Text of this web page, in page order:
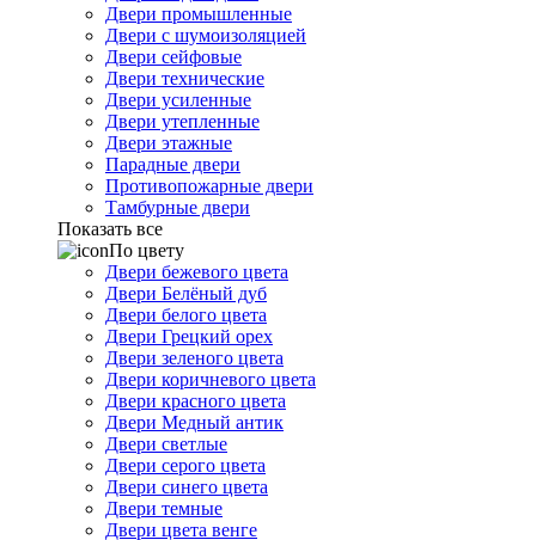
Двери промышленные
Двери с шумоизоляцией
Двери сейфовые
Двери технические
Двери усиленные
Двери утепленные
Двери этажные
Парадные двери
Противопожарные двери
Тамбурные двери
Показать все
По цвету
Двери бежевого цвета
Двери Белёный дуб
Двери белого цвета
Двери Грецкий орех
Двери зеленого цвета
Двери коричневого цвета
Двери красного цвета
Двери Медный антик
Двери светлые
Двери серого цвета
Двери синего цвета
Двери темные
Двери цвета венге